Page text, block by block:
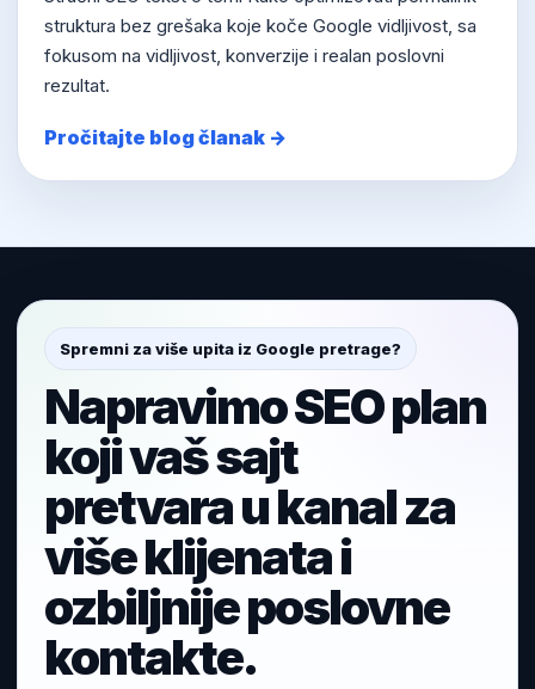
struktura bez grešaka koje koče Google vidljivost, sa
fokusom na vidljivost, konverzije i realan poslovni
rezultat.
Pročitajte blog članak →
Spremni za više upita iz Google pretrage?
Napravimo SEO plan
koji vaš sajt
pretvara u kanal za
više klijenata i
ozbiljnije poslovne
kontakte.